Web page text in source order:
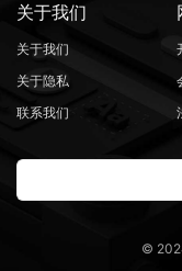
关于我们
关于我们
关于隐私
联系我们
©